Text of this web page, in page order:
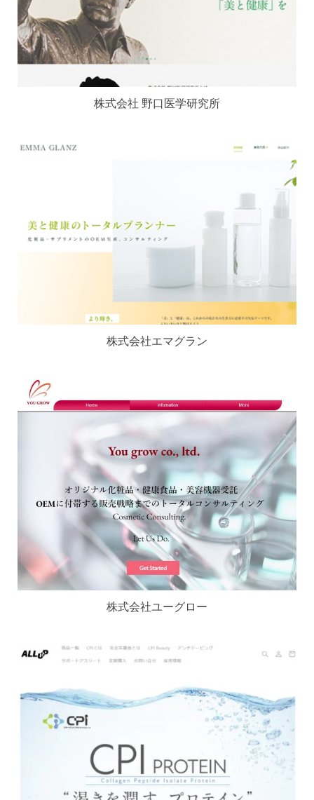
株式会社 野口医学研究所
株式会社エマグラン
株式会社ユーグロー